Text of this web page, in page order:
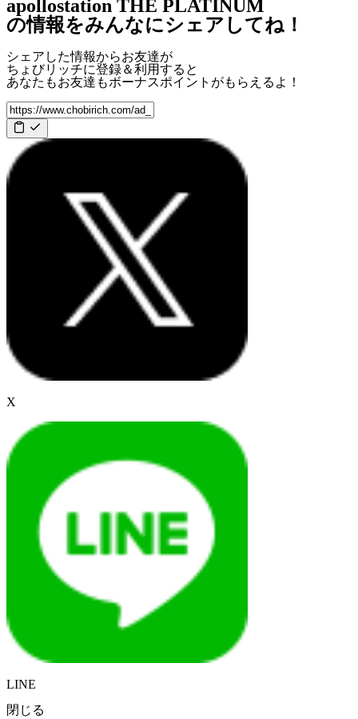
apollostation THE PLATINUM
の情報をみんなにシェアしてね！
シェアした情報からお友達が
ちょびリッチに登録＆利用すると
あなたもお友達もボーナスポイント がもらえるよ！
X
LINE
閉じる